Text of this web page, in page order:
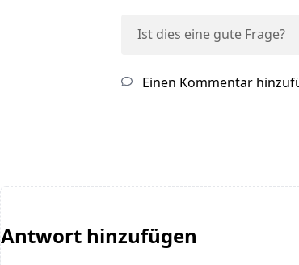
Ist dies eine gute Frage?
Einen Kommentar
Antwort hinzufügen